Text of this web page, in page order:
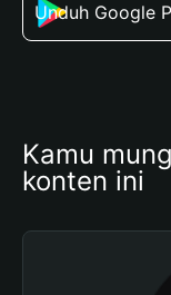
Unduh Google
Kamu
konten ini